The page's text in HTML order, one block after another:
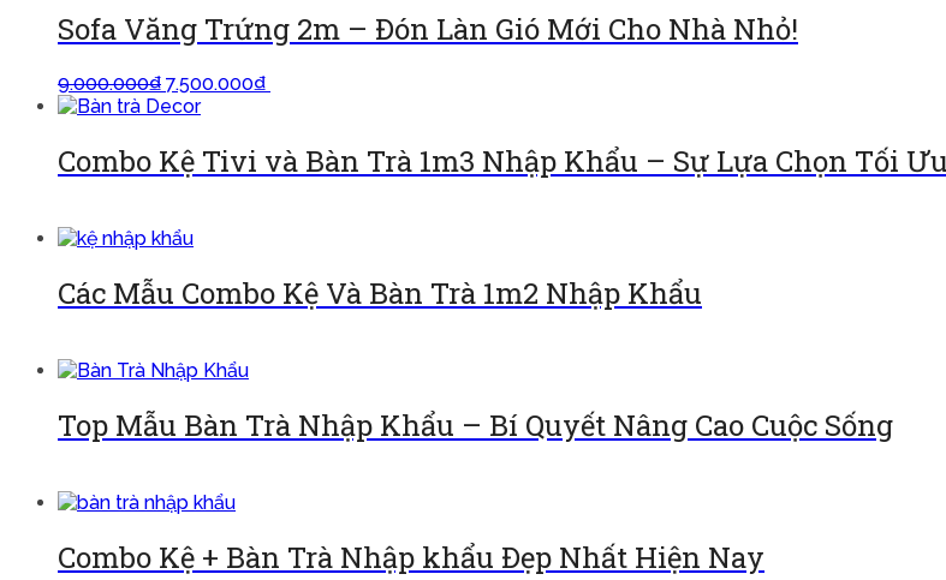
Sofa Văng Trứng 2m – Đón Làn Gió Mới Cho Nhà Nhỏ!
9.000.000₫ 7.500.000₫
Combo Kệ Tivi và Bàn Trà 1m3 Nhập Khẩu – Sự Lựa Chọn Tối
Các Mẫu Combo Kệ Và Bàn Trà 1m2 Nhập Khẩu
Top Mẫu Bàn Trà Nhập Khẩu – Bí Quyết Nâng Cao Cuộc Sống
Combo Kệ + Bàn Trà Nhập khẩu Đẹp Nhất Hiện Nay